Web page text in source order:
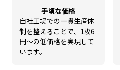
手頃な価格
自社工場での一貫生産体
制を整えることで、1枚6
円～の低価格を実現して
います。